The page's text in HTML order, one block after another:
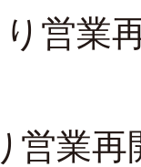
り営業
営業再